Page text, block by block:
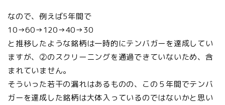
なので、例えば5年間で
10→60→120→40→30
と推移したような銘柄は一時的にテンバガーを達成してい
ますが、②のスクリーニングを通過できていないため、含
まれていません。
そういった若干の漏れはあるものの、この５年間でテンバ
ガーを達成した銘柄は大体入っているのではないかと思い